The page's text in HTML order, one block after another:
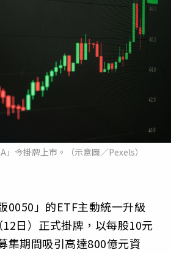
今掛牌上市。（示意圖／Pexels）
0050」的ETF主動統一升級
日）正式掛牌，以每股10元
集期間吸引高達800億元資